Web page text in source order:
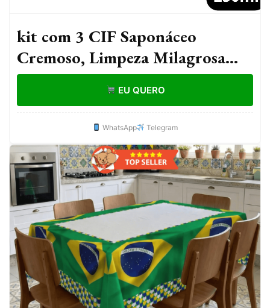
kit com 3 CIF Saponáceo
Cremoso, Limpeza Milagrosa
Desengordurante e Multiuso
Original 250mlEU QUERO
WhatsApp Telegram